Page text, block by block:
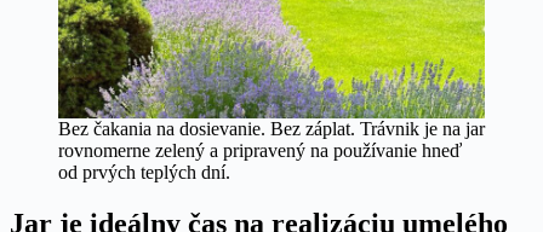
Bez čakania na dosievanie. Bez záplat. Trávnik je na jar
rovnomerne zelený a pripravený na používanie hneď
od prvých teplých dní.
Jar je ideálny čas na realizáciu umelého